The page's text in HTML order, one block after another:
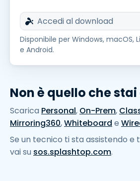
Accedi al download
Disponibile per Windows, macOS,
e Android.
Non è quello che
Scarica Personal, On-Prem,
Mirroring360,Whiteboard e
Se un tecnico ti sta assistendo e
vai su sos.splashtop.com.